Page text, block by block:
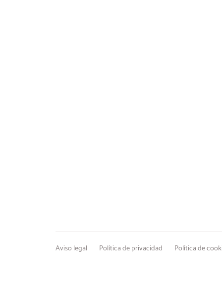
Aviso legal Política de privacidad Política de